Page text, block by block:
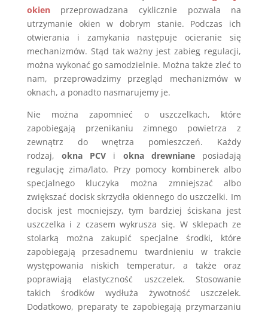
okien
przeprowadzana cyklicznie pozwala na
utrzymanie okien w dobrym stanie. Podczas ich
otwierania i zamykania następuje ocieranie się
mechanizmów. Stąd tak ważny jest zabieg regulacji,
można wykonać go samodzielnie. Można także zleć to
nam, przeprowadzimy przegląd mechanizmów w
oknach, a ponadto nasmarujemy je.
Nie można zapomnieć o uszczelkach, które
zapobiegają przenikaniu zimnego powietrza z
zewnątrz do wnętrza pomieszczeń. Każdy
rodzaj,okna PCV i okna drewnianeposiadają
regulację zima/lato. Przy pomocy kombinerek albo
specjalnego kluczyka można zmniejszać albo
zwiększać docisk skrzydła okiennego do uszczelki. Im
docisk jest mocniejszy, tym bardziej ściskana jest
uszczelka i z czasem wykrusza się. W sklepach ze
stolarką można zakupić specjalne środki, które
zapobiegają przesadnemu twardnieniu w trakcie
występowania niskich temperatur, a także oraz
poprawiają elastyczność uszczelek. Stosowanie
takich środków wydłuża żywotność uszczelek.
Dodatkowo, preparaty te zapobiegają przymarzaniu